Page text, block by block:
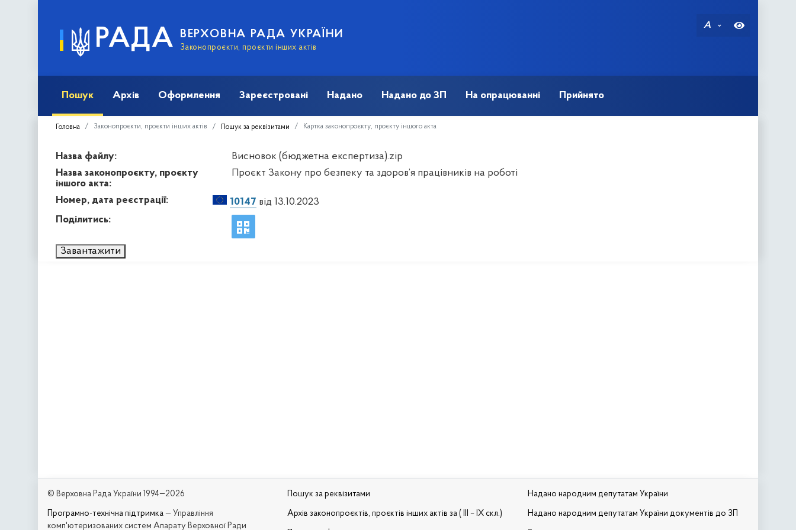
РАДА ВЕРХОВНА РАДА УКРАЇНИ
Законопроєкти, проєкти інших актів
A
Пошук Архів Оформлення Зареєстровані Надано Надано до ЗП На опрацюванні Прийнято
Головна Законопроєкти, проєкти інших актів Пошук за реквізитами Картка законопроєкту, проєкту іншого акта
Назва файлу:
Висновок (бюджетна експертиза).zip
Назва законопроєкту, проєкту
іншого акта:
Проєкт Закону про безпеку та здоров’я працівників на роботі
Номер, дата реєстрації: 10147 від 13.10.2023
Поділитись:
Завантажити
© Верховна Рада України 1994—2026
Програмно-технічна підтримка — Управління
комп'ютеризованих систем Апарату Верховної Ради
Пошук за реквізитами
Архів законопроєктів, проєктів інших актів за ( III – IX скл.)
Надано народним депутатам України
Надано народним депутатам України документів до ЗП